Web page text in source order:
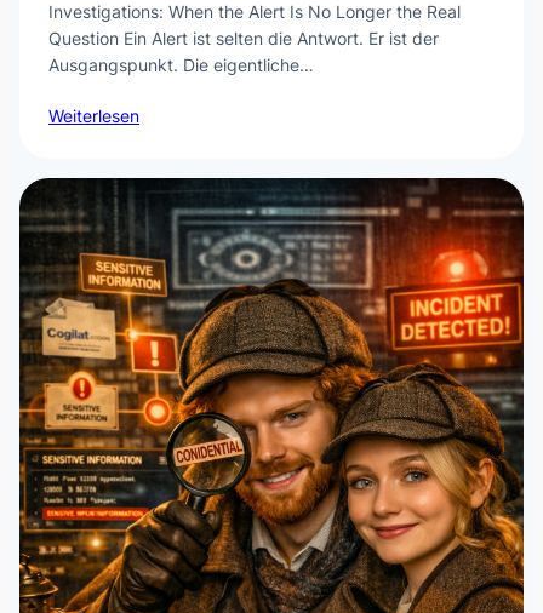
Investigations: When the Alert Is No Longer the Real
Question Ein Alert ist selten die Antwort. Er ist der
Ausgangspunkt. Die eigentliche…
Weiterlesen